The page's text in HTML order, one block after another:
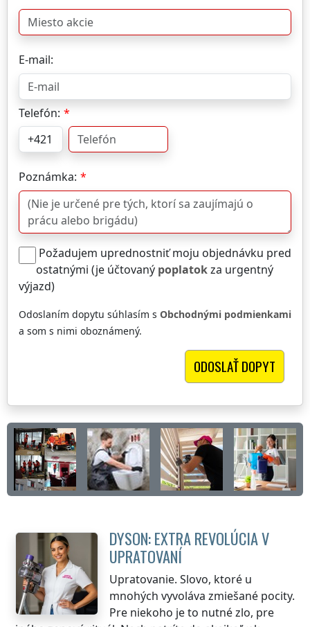
E-mail:
Telefón:
Poznámka:
Požadujem uprednostniť moju objednávku pred
ostatnými (je účtovaný poplatokza urgentný
výjazd)
Odoslaním dopytu súhlasím s Obchodnými podmienkami
a som s nimi oboznámený.
DYSON: EXTRA REVOLÚCIA V
UPRATOVANÍ
Upratovanie. Slovo, ktoré u
mnohých vyvoláva zmiešané pocity.
Pre niekoho je to nutné zlo, pre